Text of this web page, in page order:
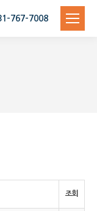
767-7008
조회